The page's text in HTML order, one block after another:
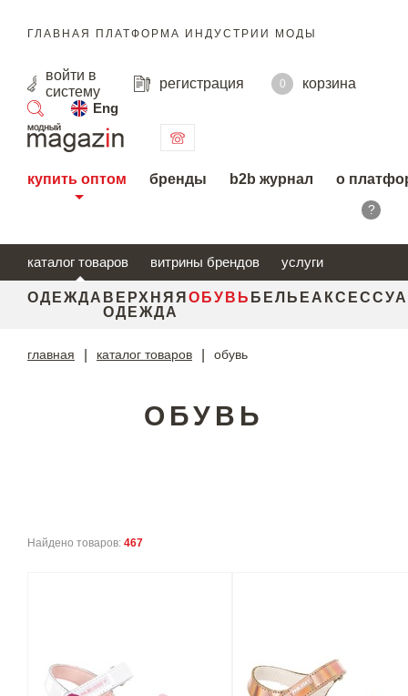
ГЛАВНАЯ ПЛАТФОРМА ИНДУСТРИИ МОДЫ
войти в
систему
регистрация 0
корзина
Eng
поиск
купить оптом бренды b2b журнал о
?
каталог товаров витрины брендов услуги
ОДЕЖДА ВЕРХНЯЯ
ОДЕЖДА
ОБУВЬ БЕЛЬЕ
главная каталог товаров обувь
ОБУВЬ
Найдено товаров: 467